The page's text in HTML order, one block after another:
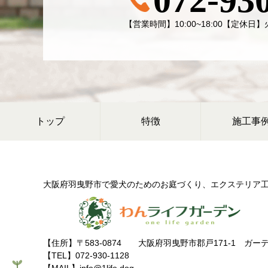
【営業時間】10:00~18:00【定休日
トップ 特徴 施工事
大阪府羽曳野市で愛犬のためのお庭づくり、 エクステリア
【住所】〒583-0874 大阪府羽曳野市郡戸171-1 ガー
【TEL】072-930-1128